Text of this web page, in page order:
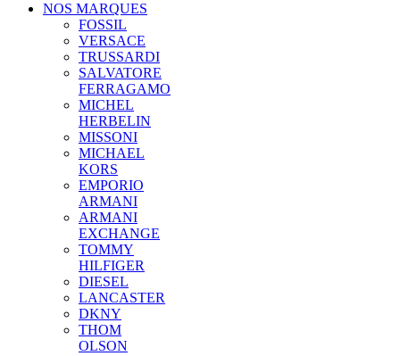
NOS MARQUES
FOSSIL
VERSACE
TRUSSARDI
SALVATORE
FERRAGAMO
MICHEL
HERBELIN
MISSONI
MICHAEL
KORS
EMPORIO
ARMANI
ARMANI
EXCHANGE
TOMMY
HILFIGER
DIESEL
LANCASTER
DKNY
THOM
OLSON